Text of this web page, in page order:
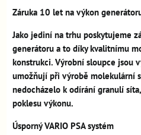
Záruka 10 let na výkon
Jako jediní na trhu poskytujeme
generátoru a to díky kvalitnímu
konstrukci. Výrobní sloupce jsou
umožňují při výrobě molekulární
nedocházelo k odírání granulí
poklesu výkonu.
Úsporný VARIO PSA systém